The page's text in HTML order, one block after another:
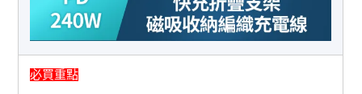
必買重點